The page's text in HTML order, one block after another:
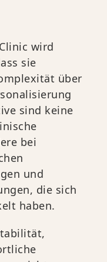
wird
sie
über
sind keine
bei
und
die sich
haben.